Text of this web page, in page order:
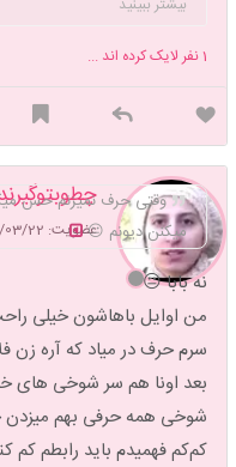
1نفر لایک کرده اند ...
عضویت: 1403/03/22
وقتی حرف نمیزنم حس
میکنن دیونم 😐
نه بابا 😐
من اوایل باهاشون خیلی
سرم حرف در میاد که آره زن
بعد اونا هم سر شوخی های
شوخی همه حرفی بهم میزدن
کم‌کم فهمیدم باید رابطم کم